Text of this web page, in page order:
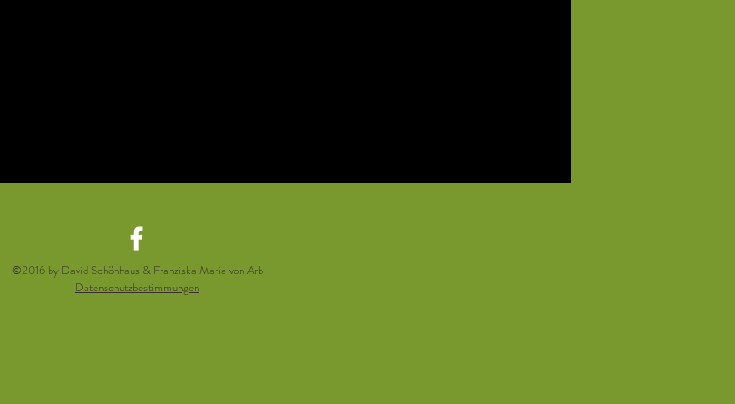
©2016 by David Schönhaus & Franziska Maria von Arb
Datenschutzbestimmungen